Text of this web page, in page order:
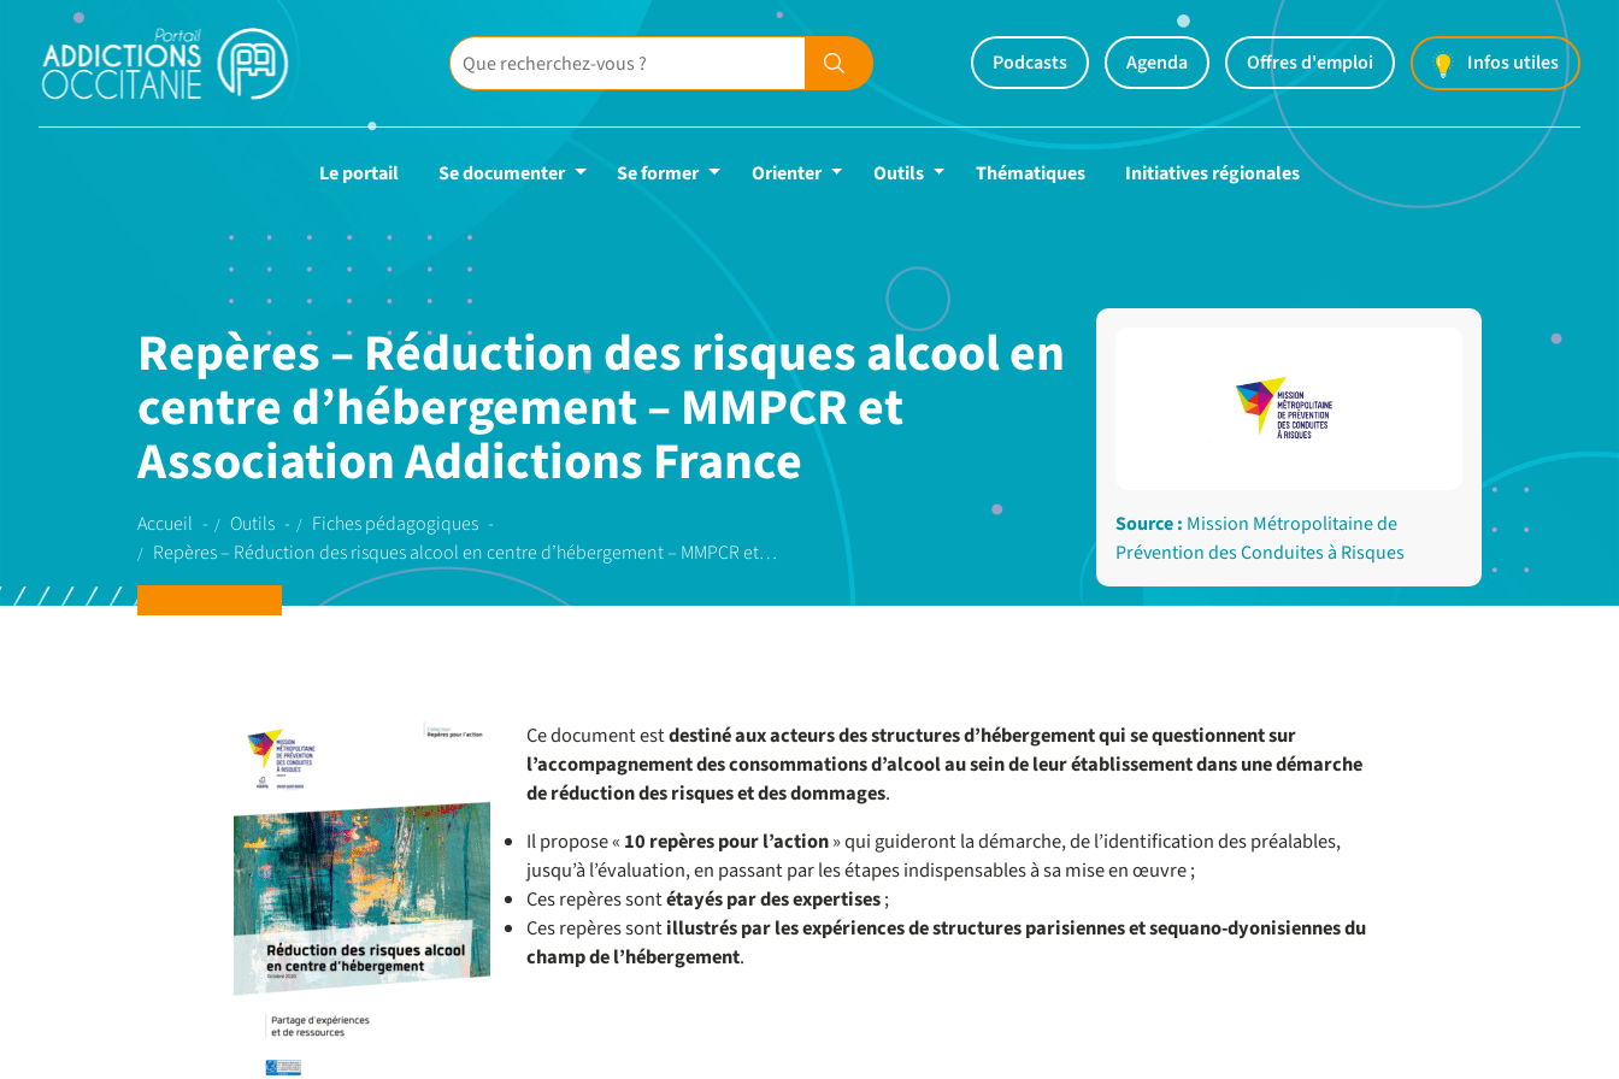
Podcasts Agenda Offres d'emploi Infos utiles
Le portail Se documenter Se former Orienter Outils Thématiques Initiatives régionales
Repères – Réduction des risques alcool en
centre d’hébergement – MMPCR et
Association Addictions France
Accueil Outils
Fiches pédagogiques
Repères – Réduction des risques alcool en centre d’hébergement – MMPCR et…
Source : Mission Métropolitaine de
Prévention des Conduites à Risques
Ce document estdestiné aux acteurs des structures d’hébergement qui se questionnent sur
l’accompagnement des consommations d’alcool au sein de leur établissement dans une démarche
de réduction des risques et des dommages.
Il propose « 10 repères pour l’action» qui guideront la démarche, de l’identification des préalables,
jusqu’à l’évaluation, en passant par les étapes indispensables à sa mise en œuvre ;
Ces repères sontétayés par des expertises;
Ces repères sontillustrés par les expériences de structures parisiennes et sequano-dyonisiennes du
champ de l’hébergement.